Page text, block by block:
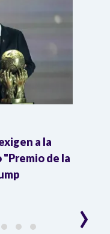
a la
de la
›